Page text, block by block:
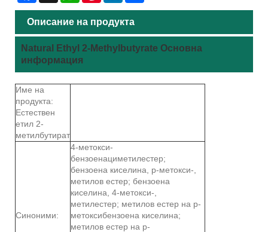
Описание на продукта
Natural Ethyl 2-Methylbutyrate Основна
информация
Име на
продукта:
Естествен
етил 2-
метилбутират
Синоними:
4-метокси-
бензоенациметилестер;
бензоена киселина, р-метокси-,
метилов естер; бензоена
киселина, 4-метокси-,
метилестер; метилов естер на р-
метоксибензоена киселина;
метилов естер на р-